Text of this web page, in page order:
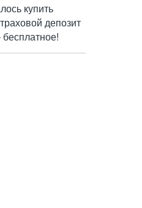
купить
депозит